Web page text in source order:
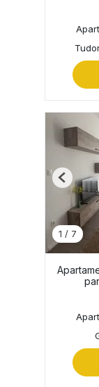
1 / 7
Previous